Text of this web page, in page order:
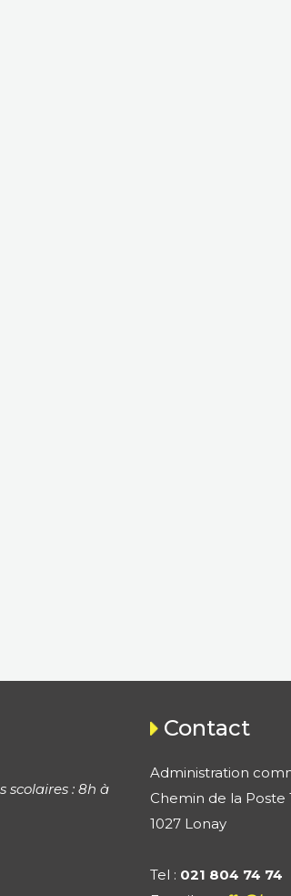
scolaires : 8h à
Contact
Administration
Chemin de la Poste
1027 Lonay
Tel : 021 804 74 74